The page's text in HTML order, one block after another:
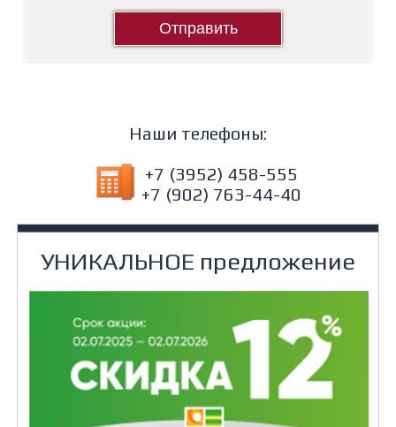
УНИКАЛЬНОЕ предложение
Отправить
Наши телефоны:
+7 (3952) 458-555
+7 (902) 763-44-40